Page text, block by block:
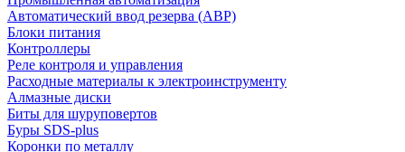
Автоматический ввод резерва (АВР)
Блоки питания
Контроллеры
Реле контроля и управления
Расходные материалы к электроинструменту
Алмазные диски
Биты для шуруповертов
Буры SDS-plus
Коронки по металлу